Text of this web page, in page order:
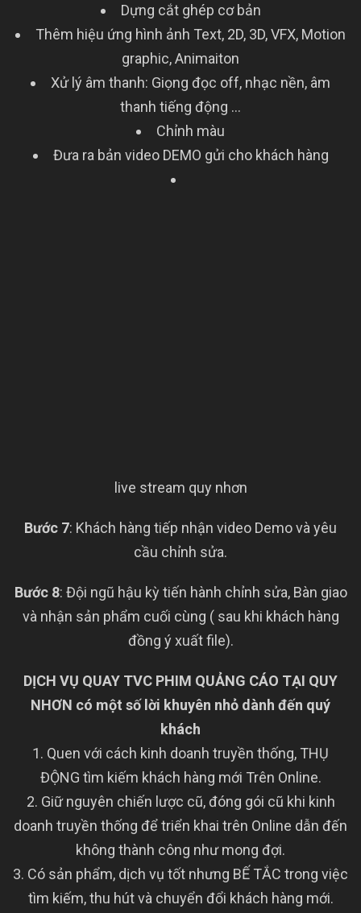
Dựng cắt ghép cơ bản
Thêm hiệu ứng hình ảnh Text, 2D, 3D, VFX, Motion
graphic, Animaiton
Xử lý âm thanh: Giọng đọc off, nhạc nền, âm
thanh tiếng động …
Chỉnh màu
Đưa ra bản video DEMO gửi cho khách hàng
live stream quy nhơn
Bước 7: Khách hàng tiếp nhận video Demo và yêu
cầu chỉnh sửa.
Bước 8: Đội ngũ hậu kỳ tiến hành chỉnh sửa, Bàn giao
và nhận sản phẩm cuối cùng ( sau khi khách hàng
đồng ý xuất file).
DỊCH VỤ QUAY TVC PHIM QUẢNG CÁO TẠI QUY
NHƠN có một số lời khuyên nhỏ dành đến quý
khách
1. Quen với cách kinh doanh truyền thống, THỤ
ĐỘNG tìm kiếm khách hàng mới Trên Online.
2. Giữ nguyên chiến lược cũ, đóng gói cũ khi kinh
doanh truyền thống để triển khai trên Online dẫn đến
không thành công như mong đợi.
3. Có sản phẩm, dịch vụ tốt nhưng BẾ TẮC trong việc
tìm kiếm, thu hút và chuyển đổi khách hàng mới.